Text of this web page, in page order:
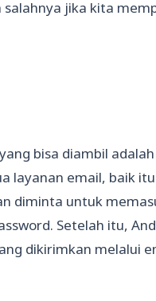
jika kita
bisa diambil
layanan email, baik
diminta untuk
Setelah itu,
dikirimkan melalui